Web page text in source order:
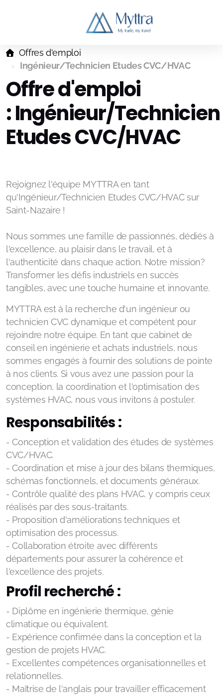
Offres d'emploi
Ingénieur/Technicien Etudes CVC/HVAC
Offre d'emploi
:Ingénieur/Technicien
Etudes CVC/HVAC
Rejoignez l'équipe MYTTRA en tant
qu'Ingénieur/Technicien Etudes CVC/HVAC sur
Saint-Nazaire !
Nous sommes une famille de passionnés, dédiés à
l'excellence, au plaisir dans le travail, et à
l'authenticité dans chaque action. Notre mission?
Transformer les défis industriels en succès
tangibles, avec une touche humaine et innovante.
MYTTRA est à la recherche d'un ingénieur ou
technicien CVC dynamique et compétent pour
rejoindre notre équipe. En tant que cabinet de
conseil en ingénierie et achats industriels, nous
sommes engagés à fournir des solutions de pointe
à nos clients. Si vous avez une passion pour la
conception, la coordination et l'optimisation des
systèmes HVAC, nous vous invitons à postuler.
Responsabilités :
- Conception et validation des études de systèmes
CVC/HVAC.
- Coordination et mise à jour des bilans thermiques,
schémas fonctionnels, et documents généraux.
- Contrôle qualité des plans HVAC, y compris ceux
réalisés par des sous-traitants.
- Proposition d'améliorations techniques et
optimisation des processus.
- Collaboration étroite avec différents
départements pour assurer la cohérence et
l'excellence des projets.
Profil recherché :
- Diplôme en ingénierie thermique, génie
climatique ou équivalent.
- Expérience confirmée dans la conception et la
gestion de projets HVAC.
- Excellentes compétences organisationnelles et
relationnelles.
- Maîtrise de l'anglais pour travailler efficacement